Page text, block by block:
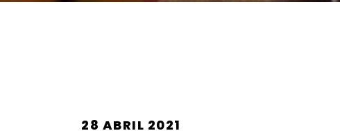
PUBLICADO
28 ABRIL 2021